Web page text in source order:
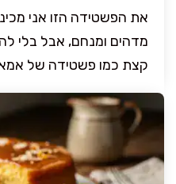
את הפשטידה הזו אני
מדהים ומנחם, אבל בלי
קצת כמו פשטידה של